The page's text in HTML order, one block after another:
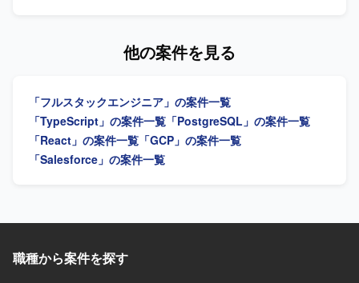
調しながら成果物の品質向上に取り組める方を想定してお
わることで、実践的なAI活用スキルを身につけていただけ
ます。 要件定義から運用まで一貫して関わることができる
ため、フルスタックエンジニアとしての経験を幅広く積む
ことができます。 お客様ごとに異なる業務課題に向き合い
ながら、独自プラグインとの組み合わせによる多様なソリ
ケーション基盤を使用しております。
トエンドとバックエンドを横断して設計・実装を担いなが
業内容】 AI音声プロダクトにおけるフロントエンドおよび
バックエンドの設計・開発・運用を行っていただきます。
TypeScriptを中心としたWebアプリケーションの機能開発
や、通話中支援、通話後処理、ナレッジ活用に関する機能
の設計・実装を担当していただきます。顧客環境で発生す
仕様検討、アーキテクチャ設計や技術選定、リファクタリ
ング方針の策定を行っていただきます。さらに、コードレ
他の案件を見る
「フルスタックエンジニア」の案件一覧
「TypeScript」の案件一覧 「PostgreSQL」の案件一覧
「React」の案件一覧 「GCP」の案件一覧
「Salesforce」の案件一覧
職種から案件を探す